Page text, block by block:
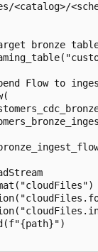
<catalog>/
bronze
Flow to